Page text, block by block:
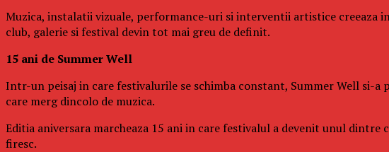
Muzica, instalatii vizuale, performance-uri si interventii artistice
club, galerie si festival devin tot mai greu de definit.
15 ani de Summer Well
Intr-un peisaj in care festivalurile se schimba constant, Summer Well
care merg dincolo de muzica.
Editia aniversara marcheaza 15 ani in care festivalul a devenit unul
firesc.